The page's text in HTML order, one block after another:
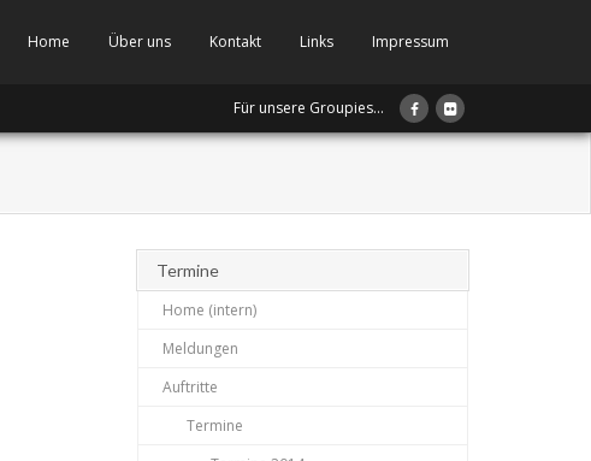
Home Über uns Kontakt Links Impressum
Für unsere Groupies...
Termine
Home (intern)
Meldungen
Auftritte
Termine